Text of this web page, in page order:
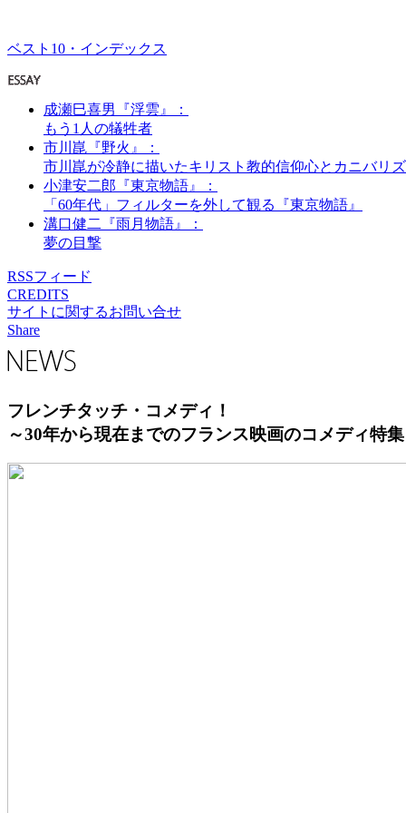
ベスト10・インデックス
成瀬巳喜男『浮雲』：
もう1人の犠牲者
市川崑『野火』：
市川崑が冷静に描いたキリスト教的信仰心とカニバリ
小津安二郎『東京物語』：
「60年代」フィルターを外して観る『東京物語』
溝口健二『雨月物語』：
夢の目撃
RSSフィード
CREDITS
サイトに関するお問い合せ
Share
フレンチタッチ・コメディ！
～30年から現在までのフランス映画のコメディ特